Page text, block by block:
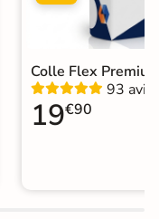
Colle Flex
93 avis
19€90